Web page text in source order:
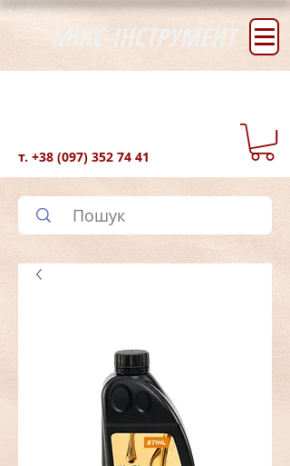
МІКС-ІНСТРУМЕНТ
т. +38 (097) 352 74 41